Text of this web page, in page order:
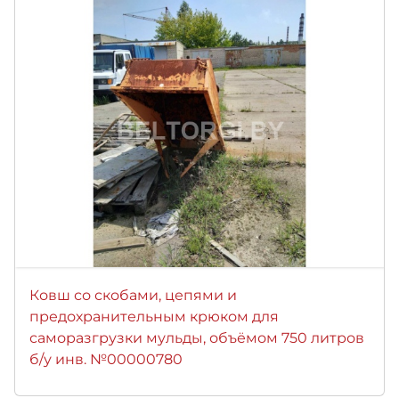
Ковш со скобами, цепями и
предохранительным крюком для
саморазгрузки мульды, объёмом 750 литров
б/у инв. №00000780